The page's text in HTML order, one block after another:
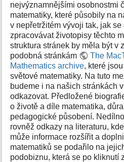
a
s
t
r
á
n
k
y
nejvýznamnějšími osobnostmi
matematiky, které působily na
v nepřetržitém vývoji tak, jak
zpracovávat životopisy těchto
struktura stránek by měla být v
podobná stránkám
The
Mathematics archive, které
světové matematiky. Na tuto
budeme i na našich stránkách
odkazovat. Předložené
o životě a díle matematika,
pedagogické působení.
rovněž odkazy na literaturu,
může informace rozšířit a
matematiků se podařilo na
podobiznu, která se po kliknutí